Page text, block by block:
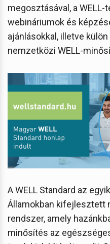
megosztásával, a
webináriumok és
ajánlásokkal, illetve
nemzetközi WELL-
A WELL Standard az
Államokban kifejlesztett
rendszer, amely
minősítés az